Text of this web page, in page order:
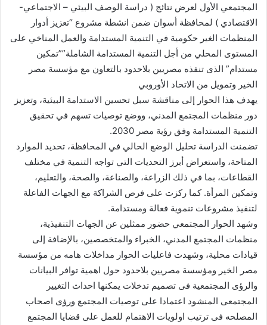
المجتمعي الأول لعرض نتائج ( دراسة الوصف البيئي – الاجتماعي-
الاقتصادي ) لمحافظة أسوان ضمن انشطة مشروع “تعزيز أدوار
المنظمات الغير حكومية في التنمية المستدامة والعمل المناخي على
المستوى المحلي من أجل التنمية المستدامة الشاملة””تمكين
مستدام” الذى تنفذه مصريين بلاحدود بالتعاون مع مؤسسة مصر
الخير وتمويل من الاتحاد الأوروبي
يهدف هذا الحوار إلى مناقشة سبل تحسين الاستدامة البيئية، وتعزيز
دور منظمات المجتمع المدني، ووضع توصيات تسهم في تحقيق
التنمية المستدامة وفق رؤية مصر 2030.
تضمنت الدراسة تحليل الوضع الحالي في المحافظة، تحديد الموارد
المتاحة، واستعراض أبرز التحديات التي تواجه التنمية في مختلف
القطاعات، بما في ذلك الزراعة، والصناعة، والصحة، والتعليم،
وتمكين المرأة. كما ركزت على فرص الشراكة مع الجهات الفاعلة
لتنفيذ مشروعات تنموية فعالة ومستدامة.
وشهد الحوار المجتمعي حضور ممثلين عن الجهات التنفيذية،
منظمات المجتمع المدني، الخبراء والمتخصصين، بالإضافة إلى
قيادات محلية، وشهدت فاعليات الحوار مداخلات هامه من مؤسسة
مصر الخير ومؤسسة مصريين بلاحدود حول اهمية توافر البيانات
والرؤى المجتمعية فى تصميم تدخلات يمكنها احداث التغيير
المجتمعى المنشود اعتمادا على توصيات المجتمع ورؤى اصحاب
المصلحه فى ترتيب اولويات الاهتمام للعمل على قضايا المجتمع